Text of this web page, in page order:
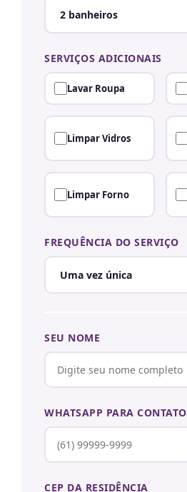
SERVIÇOS ADICIONAIS
Lavar Roupa
Limpar Vidros
Limpar Forno
FREQUÊNCIA DO SERVIÇO
SEU NOME
WHATSAPP PARA CONTATO
CEP DA RESIDÊNCIA